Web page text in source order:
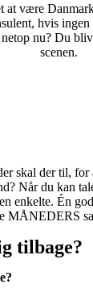
at være
hvis
nu? Du
scenen.
skal der til,
Når du kan
enkelte. Én
MÅNEDERS
tilbage?